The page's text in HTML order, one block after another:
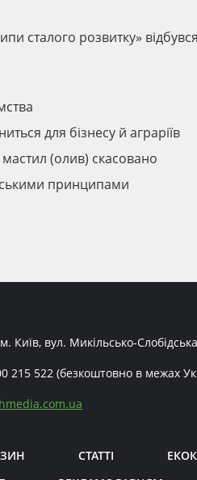
сталого розвитку» відбувся
для бізнесу й аграріїв
(олив) скасовано
принципами
Київ, вул. Микільсько-
215 522 (безкоштовно в межах
СТАТТІ